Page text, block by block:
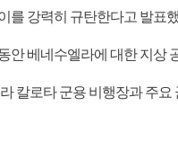
를 강력히 규탄한다고 발표
베네수엘라에 대한 지상
칼로타 군용 비행장과 주